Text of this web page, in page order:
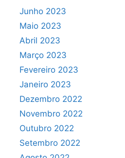
Junho 2023
Maio 2023
Abril 2023
Março 2023
Fevereiro 2023
Janeiro 2023
Dezembro 2022
Novembro 2022
Outubro 2022
Setembro 2022